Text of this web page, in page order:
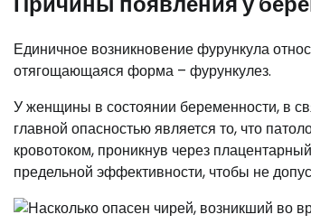
Единичное возникновение фурункула
отягощающаяся форма – фурункулез.
У женщины в состоянии беременности, в
главной опасностью является то, что
кровотоком, проникнув через
предельной эффективности, чтобы не